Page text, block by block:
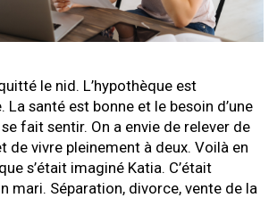
le nid. L’hypothèque est
La santé est bonne et le besoin d’une
fait sentir. On a envie de relever de
de vivre pleinement à deux. Voilà en
s’était imaginé Katia. C’était
mari. Séparation, divorce, vente de la